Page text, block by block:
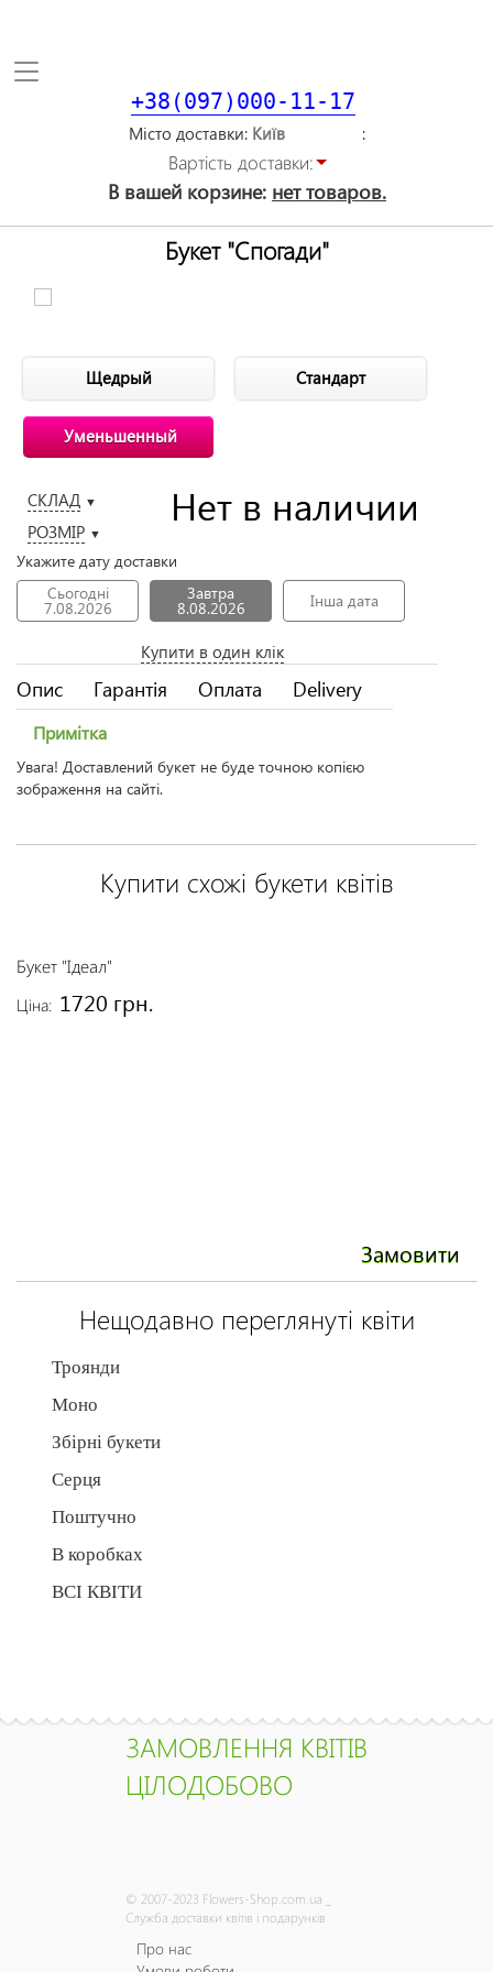
Toggle
+38(097)000-11-17
Місто доставки
Вартiсть доставки:
В вашей корзине: нет товаров.
Букет "Спогади"
Щедрый Стандарт
Уменьшенный
СКЛАД ▼
РОЗМІР ▼
Нет в наличии
Укажите дату доставки
Сьогодні
7.08.2026
Завтра
8.08.2026 Інша дата
Купити в один клік
Опис Гарантія Оплата Delivery
Примітка
Увага! Доставлений букет не буде точною копією
зображення на сайті.
Купити схожі букети квітів
Букет "Ідеал"
Ціна: 1720 грн.
Замовити
Нещодавно переглянуті квіти
Троянди
Моно
Збірні букети
Серця
Поштучно
В коробках
ВСІ КВІТИ
ЗАМОВЛЕННЯ КВІТІВ
ЦІЛОДОБОВО
© 2007-2023 Flowers-Shop.com.ua _
Служба доставки квітів і подарунків
Про нас